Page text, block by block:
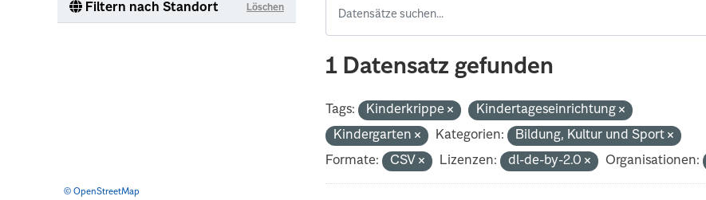
Filtern nach Standort Löschen
© OpenStreetMap
1 Datensatz gefunden
Tags: Kinderkrippe
Kindertageseinrichtung
Kindergarten
Kategorien:
Bildung, Kultur und Sport
Formate:
CSV Lizenzen: dl-de-by-2.0 Organisationen: